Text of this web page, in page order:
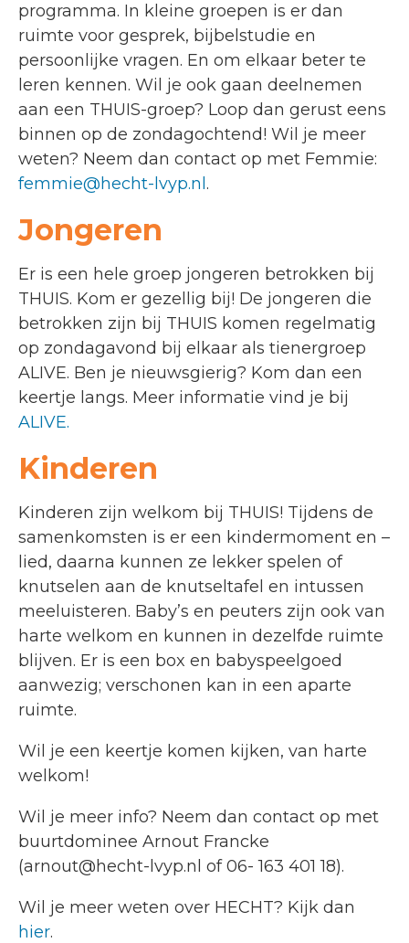
programma. In kleine groepen is er dan
ruimte voor gesprek, bijbelstudie en
persoonlijke vragen. En om elkaar beter te
leren kennen. Wil je ook gaan deelnemen
aan een THUIS-groep? Loop dan gerust eens
binnen op de zondagochtend! Wil je meer
weten? Neem dan contact op met Femmie:
femmie@hecht-lvyp.nl .
Jongeren
Er is een hele groep jongeren betrokken bij
THUIS. Kom er gezellig bij! De jongeren die
betrokken zijn bij THUIS komen regelmatig
op zondagavond bij elkaar als tienergroep
ALIVE. Ben je nieuwsgierig? Kom dan een
keertje langs. Meer informatie vind je bij
ALIVE.
Kinderen
Kinderen zijn welkom bij THUIS! Tijdens de
samenkomsten is er een kindermoment en –
lied, daarna kunnen ze lekker spelen of
knutselen aan de knutseltafel en intussen
meeluisteren. Baby’s en peuters zijn ook van
harte welkom en kunnen in dezelfde ruimte
blijven. Er is een box en babyspeelgoed
aanwezig; verschonen kan in een aparte
ruimte.
Wil je een keertje komen kijken, van harte
welkom!
Wil je meer info? Neem dan contact op met
buurtdominee Arnout Francke
(arnout@hecht-lvyp.nl of 06- 163 401 18).
Wil je meer weten over HECHT? Kijk dan
hier.